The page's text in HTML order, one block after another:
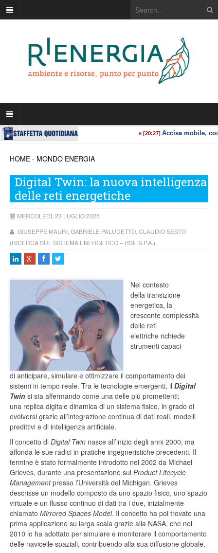
HOME - MONDO ENERGIA
Digital Twin: la nuova intelligenza
delle reti energetiche
MERCOLEDÌ, 23 LUGLIO 2025
GIUSEPPE MAURI, GABRIELE PALUDETTO, CLAUDIO SESTO
(RICERCA SUL SISTEMA ENERGETICO – RSE S.P.A.)
Nel contesto
della transizione
energetica, la
crescente complessità
delle reti
elettriche richiede
strumenti capaci
di anticipare, simulare e ottimizzare il comportamento dei
sistemi in tempo reale. Tra le tecnologie emergenti, il Digital
Twin si sta affermando come una delle più promettenti:
una replica digitale dinamica di un sistema fisico, in grado di
evolversi grazie all’integrazione continua di dati reali, modelli
predittivi e di intelligenza artificiale.
Il concetto di Digital Twin nasce all’inizio degli anni 2000, ma
affonda le sue radici in pratiche ingegneristiche precedenti. Il
termine è stato formalmente introdotto nel 2002 da Michael
Grieves, durante una presentazione sul Product Lifecycle
Managementpresso l’Università del Michigan. Grieves
descrisse un modello composto da uno spazio fisico, uno spazio
virtuale e un flusso continuo di dati tra i due, inizialmente
chiamato Mirrored Spaces Model. Il concetto ha poi trovato una
prima applicazione su larga scala grazie alla NASA, che nel
2010 lo ha adottato per simulare e monitorare il comportamento
delle navicelle spaziali, contribuendo alla sua diffusione globale.